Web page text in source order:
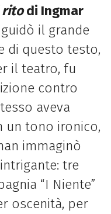
ritodi Ingmar
il grande
di questo testo,
il teatro, fu
contro
aveva
un tono ironico,
immaginò
tre
“I Niente”
oscenità, per